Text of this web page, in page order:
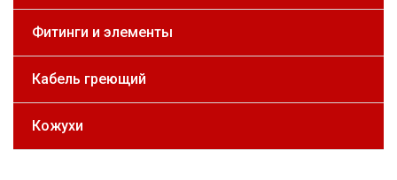
Фитинги и элементы
Кабель греющий
Кожухи